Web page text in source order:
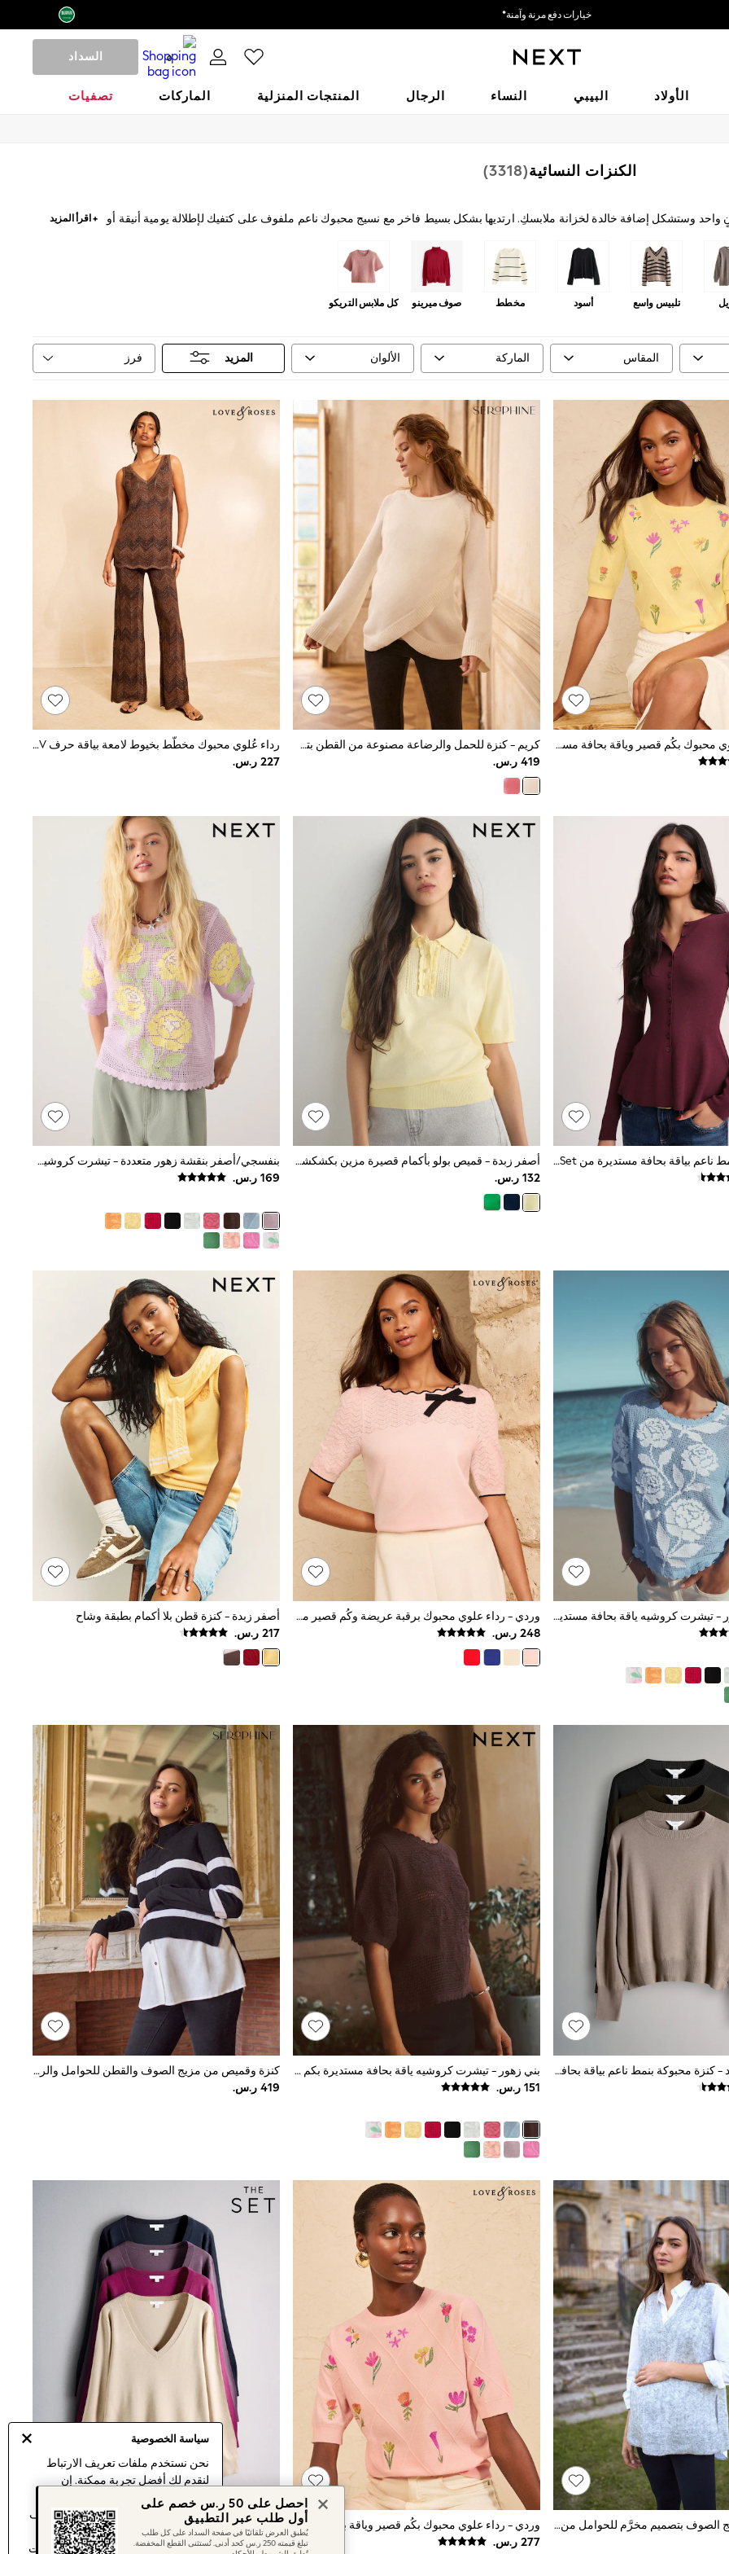
خيارات دفع مرنة وآمنة*
0 السداد
الأولاد البيبي النساء الرجال المنتجات المنزلية الماركات تصفيات
سياسة الخصوصية
نحن نستخدم ملفات تعريف الارتباط
لنقدم لك أفضل تجربة ممكنة. إن
استمرارك في استخدام موقعنا يعني
موافقتك على استخدامنا لملفات تعريف
الارتباط.
اكتشف المزيدعن إدارة إعدادات ملفات
الكنزات النسائية(3318)
واحد وستشكل إضافة خالدة لخزانة ملابسكِ. ارتديها بشكل بسيط فاخر مع نسيج محبوك ناعم ملفوف على كتفيك لإطلالة يومية أنيقة أو
التصميم الأكثر أناقة مع بنطلونات خاصة مُفصلة ليوم العمل من 9-5. استكشفي تشكيلتنا من الكنزات النسائية واكتشفي مجموعة من القطع المتنوعة لتختاري منها ما يناسبك خلال فصل الربيع والمواسم
القادمة.
+ اقرأ المزيد
تلبيس واسع أسود مخطط صوف ميرينو كل ملابس التريكو
المقاس الماركة الألوان المزيد فرز
أصفر - رداء علوي محبوك بكُم قصير وياقة بحافة مستديرة مزيّن بتطريز مورد من Love & Roses
كريم - كنزة للحمل والرضاعة مصنوعة من القطن بتصميم متقاطع من Seraphine
رداء عُلوي محبوك مخطّط بخيوط لامعة بياقة حرف V من Love & Roses
كنزة محبوكة بنمط ناعم بياقة بحافة مستديرة من The Set
أصفر زبدة - قميص بولو بأكمام قصيرة مزين بكشكشة من القطن الناعم الملمس
بنفسجي/أصفر بنقشة زهور متعددة - تيشرت كروشيه ياقة بحافة مستديرة بكم قصير
أزرق/أبيض زهور - تيشرت كروشيه ياقة بحافة مستديرة بكم قصير
وردي - رداء علوي محبوك برقبة عريضة وكُم قصير مزيّن بحواف متموجة وفيونكة من Love & Roses
أصفر زبدة - كنزة قطن بلا أكمام بطبقة وشاح
أسود/بني/محايد - كنزة محبوكة بنمط ناعم بياقة بحافة مستديرة من The Set
بني زهور - تيشرت كروشيه ياقة بحافة مستديرة بكم قصير
كنزة وقميص من مزيج الصوف والقطن للحوامل والرضاعة من Seraphine
صديري من مزيج الصوف بتصميم مخرَّم للحوامل من Seraphine
وردي - رداء علوي محبوك بكُم قصير وياقة بحافة مستديرة مزيّن بتطريز مورد من Love & Roses
حزمة من 4 كنزات محبوكة ناعمة بياقة V من The Set
احصل على 50 ر.س خصم على
أول طلب عبر التطبيق
يُطبق العرض تلقائيًا في صفحة السداد على كل طلب
تبلغ قيمته 250 ر.س كحد أدنى. تُستثنى القطع المخفضة.